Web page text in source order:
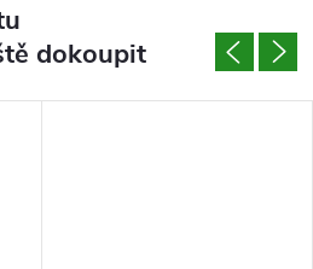
dokoupit